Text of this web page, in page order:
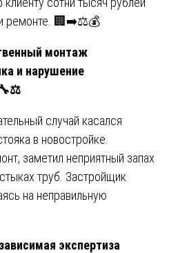
ремонте. 🏢➡️⚖️💰
монтаж
и нарушение
случай касался
в новостройке.
заметил неприятный запах
труб. Застройщик
на неправильную
экспертиза